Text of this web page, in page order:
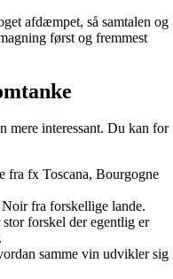
afdæmpet, så samtalen og
først og fremmest
mere interessant. Du kan for
fra fx Toscana, Bourgogne
fra forskellige lande.
forskel der egentlig er
samme vin udvikler sig